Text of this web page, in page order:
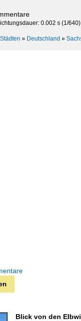
0.002 s (1/
» Deutschland »
Blick von den